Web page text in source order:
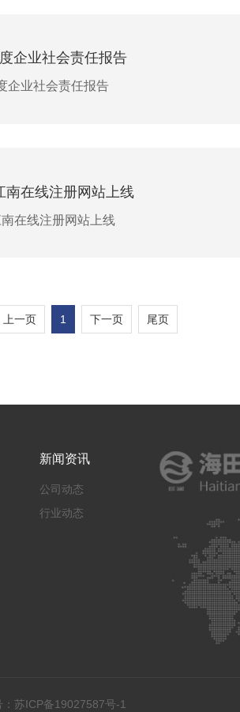
企业社会责任报告
企业社会责任报告
南在线注册网站上线
在线注册网站上线
上一页 1 下一页 尾页
新闻资讯
公司动态
行业动态
苏ICP备19027587号-1